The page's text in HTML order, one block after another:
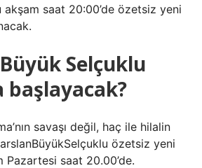
akşam saat 20:00’de özetsiz yeni
Selçuklu
savaşı değil, haç ile hilalin
özetsiz yeni
saat 20.00’de.